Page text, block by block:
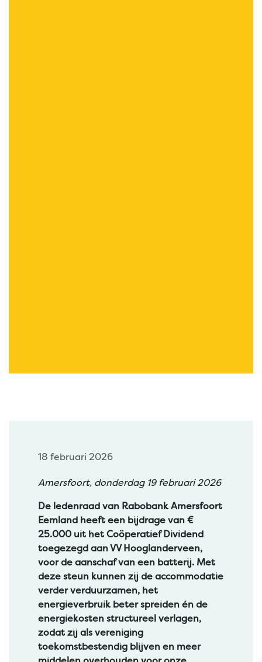
18 februari 2026
Amersfoort, donderdag 19 februari 2026
De ledenraad van Rabobank Amersfoort
Eemland heeft een bijdrage van €
25.000 uit het Coöperatief Dividend
toegezegd aan VV Hooglanderveen,
voor de aanschaf van een batterij. Met
deze steun kunnen zij de accommodatie
verder verduurzamen, het
energieverbruik beter spreiden én de
energiekosten structureel verlagen,
zodat zij als vereniging
toekomstbestendig blijven en meer